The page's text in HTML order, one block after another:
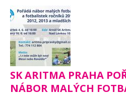
SK ARITMA PRAHA
NÁBOR MALÝCH